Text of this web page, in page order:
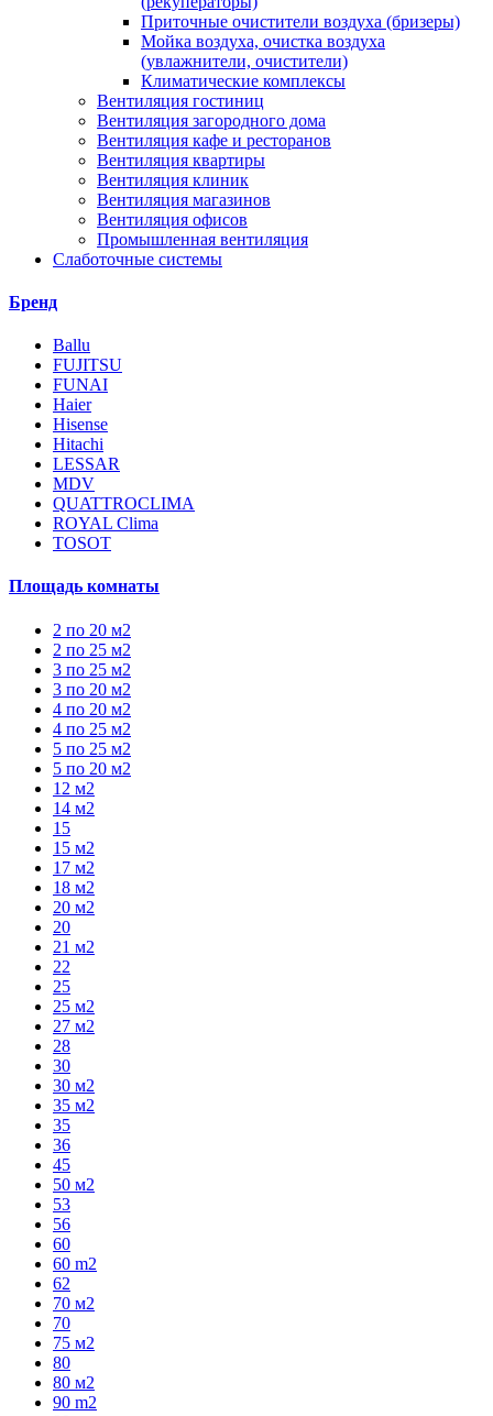
Приточные очистители воздуха (бризеры)
Мойка воздуха, очистка воздуха
(увлажнители, очистители)
Климатические комплексы
Вентиляция гостиниц
Вентиляция загородного дома
Вентиляция кафе и ресторанов
Вентиляция квартиры
Вентиляция клиник
Вентиляция магазинов
Вентиляция офисов
Промышленная вентиляция
Слаботочные системы
Бренд
Ballu
FUJITSU
FUNAI
Haier
Hisense
Hitachi
LESSAR
MDV
QUATTROCLIMA
ROYAL Clima
TOSOT
Площадь комнаты
2 по 20 м2
2 по 25 м2
3 по 25 м2
3 по 20 м2
4 по 20 м2
4 по 25 м2
5 по 25 м2
5 по 20 м2
12 м2
14 м2
15
15 м2
17 м2
18 м2
20 м2
20
21 м2
22
25
25 м2
27 м2
28
30
30 м2
35 м2
35
36
45
50 м2
53
56
60
60 m2
62
70 м2
70
75 м2
80
80 м2
90 m2